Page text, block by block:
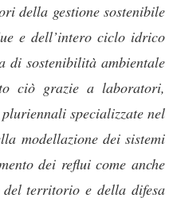
della gestione sostenibile
e dell’intero ciclo idrico
di sostenibilità ambientale
ciò grazie a laboratori,
specializzate nel
modellazione dei sistemi
dei reflui come anche
del territorio e della difesa